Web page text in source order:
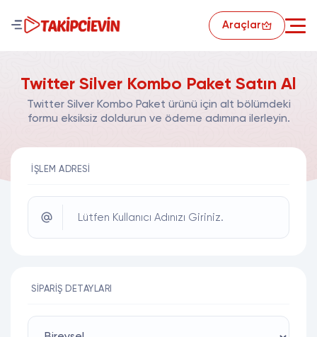
Araçlar
Twitter Silver Kombo Paket Satın Al
Twitter Silver Kombo Paket ürünü için alt bölümdeki
formu eksiksiz doldurun ve ödeme adımına ilerleyin.
İŞLEM ADRESI
Lütfen Kullanıcı Adınızı Giriniz.
SIPARIŞ DETAYLARI